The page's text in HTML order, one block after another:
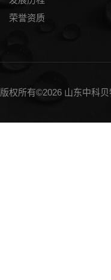
荣誉资质
版权所有©2026 山东中科